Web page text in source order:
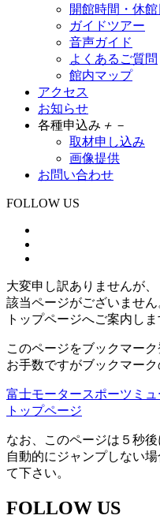
開館時間・休館
ガイドツアー
音声ガイド
よくあるご質問
館内マップ
アクセス
お知らせ
各種申込み ＋ －
取材申し込み
画像提供
お問い合わせ
FOLLOW US
大変申し訳ありませんが、
該当ページがございません
トップページへご案内しま
このページをブックマーク
お手数ですがブックマー
富士モータースポーツミ
トップページ
なお、このページは５秒
自動的にジャンプしない
て下さい。
FOLLOW US